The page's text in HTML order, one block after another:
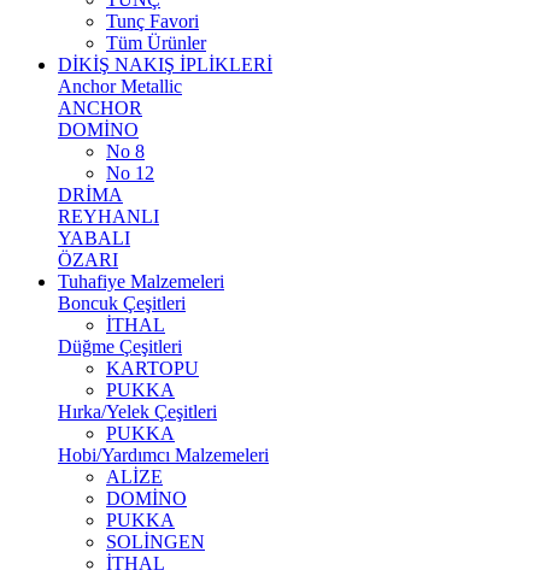
Tunç Favori
Tüm Ürünler
DİKİŞ NAKIŞ İPLİKLERİ
Anchor Metallic
ANCHOR
DOMİNO
No 8
No 12
DRİMA
REYHANLI
YABALI
ÖZARI
Tuhafiye Malzemeleri
Boncuk Çeşitleri
İTHAL
Düğme Çeşitleri
KARTOPU
PUKKA
Hırka/Yelek Çeşitleri
PUKKA
Hobi/Yardımcı Malzemeleri
ALİZE
DOMİNO
PUKKA
SOLİNGEN
İTHAL